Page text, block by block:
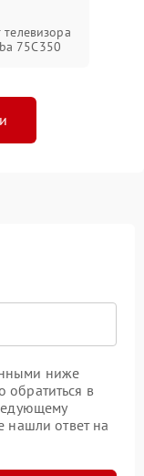
75C350
ниже
обратиться в
нашли ответ на